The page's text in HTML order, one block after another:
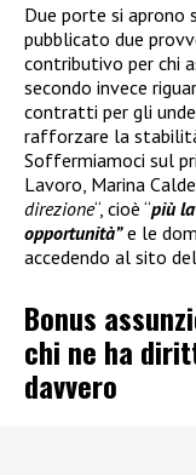
Due porte si aprono
pubblicato due
contributivo per chi
secondo invece
contratti per gli
rafforzare la
Soffermiamoci sul
Lavoro, Marina
direzione“, cioè “più
opportunità”e le
accedendo al sito
Bonus
chi ne ha
davvero